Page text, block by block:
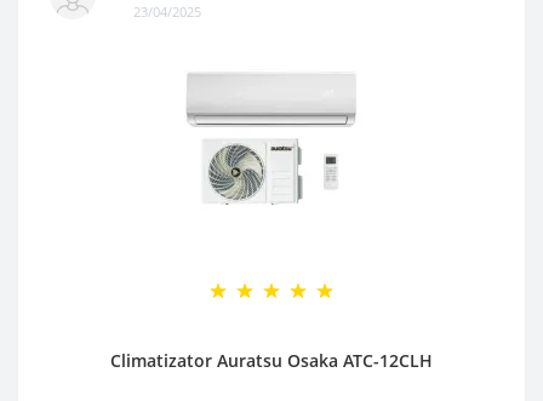
23/04/2025
Climatizator Auratsu Osaka ATC-12CLH